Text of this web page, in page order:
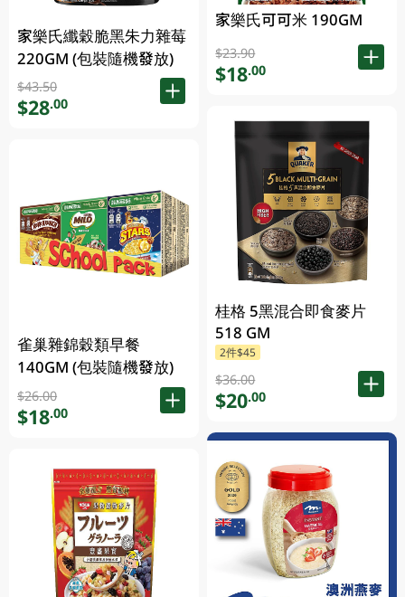
家樂氏纖穀脆黑朱力雜莓
220GM (包裝隨機發放)
$43.50
$28.00
雀巢雜錦穀類早餐
140GM (包裝隨機發放)
$26.00
$18.00
家樂氏可可米 190GM
$23.90
$18.00
桂格 5黑混合即食麥片
518 GM
2件$45
$36.00
$20.00